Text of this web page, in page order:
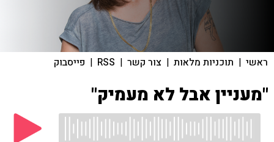
ראשי | תוכניות מלאות | צור קשר |
RSS
| פייסבוק
"מעניין אבל לא מעמיק"